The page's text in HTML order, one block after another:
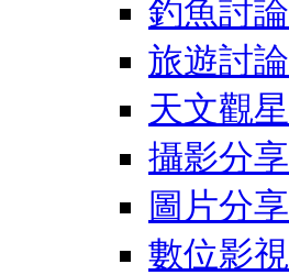
釣魚討論
旅遊討論
天文觀星
攝影分享
圖片分享
數位影視